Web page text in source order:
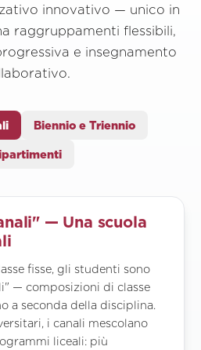
innovativo — unico in
raggruppamenti flessibili,
e insegnamento
Biennio e Triennio
— Una scuola
fisse, gli studenti sono
— composizioni di classe
a seconda della disciplina.
i canali mescolano
liceali: più